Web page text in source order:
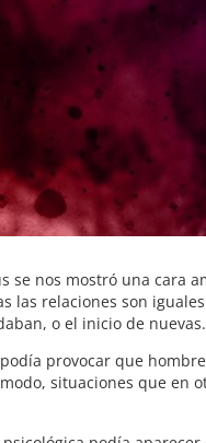
nos mostró una cara
las relaciones son
o el inicio de nuevas.
provocar que
situaciones que